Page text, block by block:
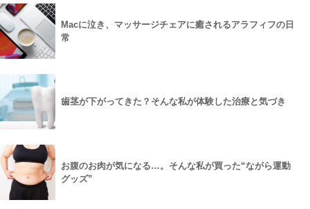
Macに泣き、マッサージチェアに癒されるアラフィフの日
常
歯茎が下がってきた？そんな私が体験した治療と気づき
お腹のお肉が気になる…。そんな私が買った“ながら運動
グッズ”